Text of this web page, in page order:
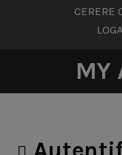
CERERE
MY